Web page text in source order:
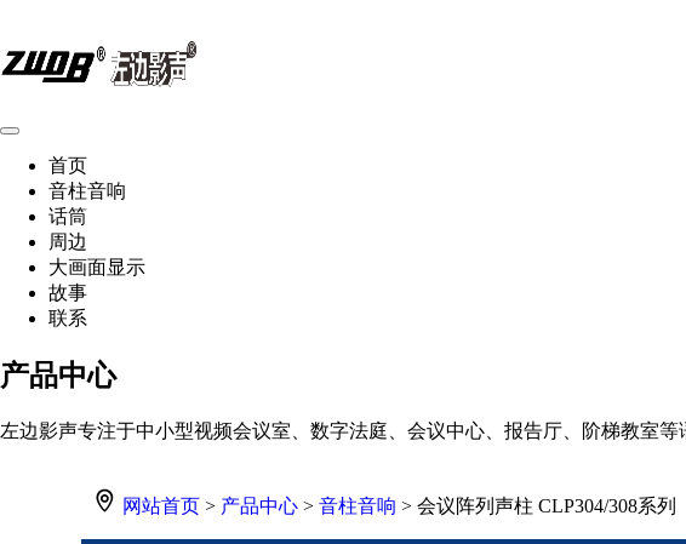
首页
音柱音响
话筒
周边
大画面显示
故事
联系
产品中心
左边影声专注于中小型视频会议室、数字法庭、会议中心、报告厅、阶梯教室
网站首页> 产品中心>音柱音响 > 会议阵列声柱 CLP304/308系列